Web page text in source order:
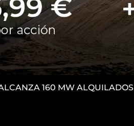
160 MW ALQUILADOS